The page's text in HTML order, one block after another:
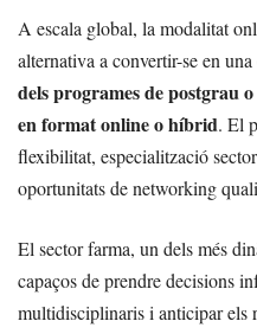
A escala global, la modalitat
alternativa a convertir-se en
dels programes de postgrau
en format online o híbrid. El
flexibilitat, especialització
oportunitats de networking
El sector farma, un dels més
capaços de prendre decisions
multidisciplinaris i anticipar els